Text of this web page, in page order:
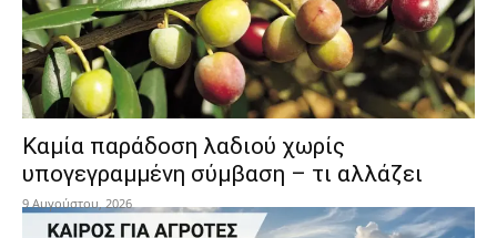
Καμία παράδοση λαδιού χωρίς
υπογεγραμμένη σύμβαση – τι αλλάζει
9 Αυγούστου, 2026